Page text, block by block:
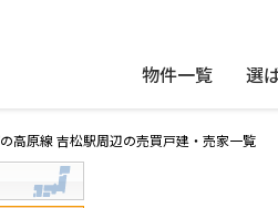
物件一覧 選
高原線 吉松駅周辺の売買戸建・売家一覧